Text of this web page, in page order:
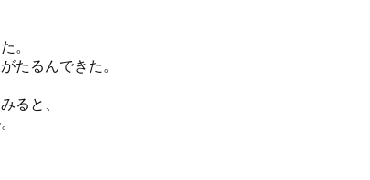
。
たるんできた。
ると、